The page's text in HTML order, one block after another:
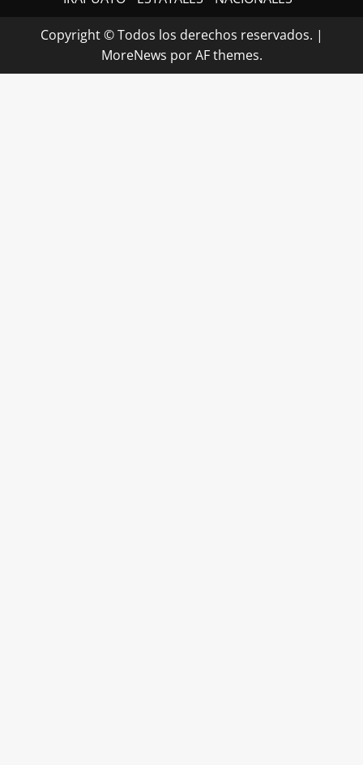
Copyright © Todos los derechos reservados. |
MoreNews por AF themes.